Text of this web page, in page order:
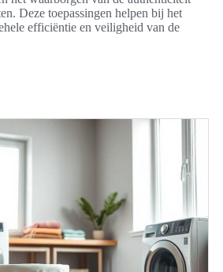
Deze toepassingen helpen bij het
efficiëntie en veiligheid van de